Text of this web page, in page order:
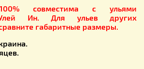
совместима с ульями
Улей Ин. Для ульев других
габаритные размеры.